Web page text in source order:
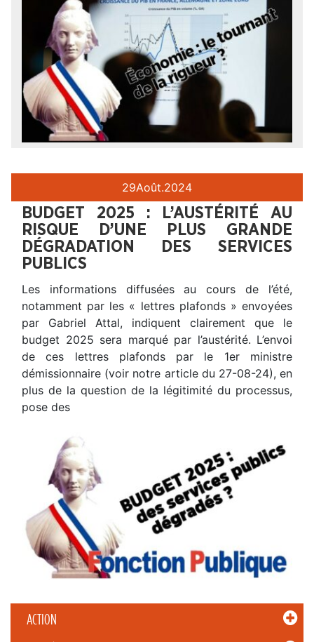
ACTION
29Août.2024
BUDGET 2025 : L’AUSTÉRITÉ AU
RISQUE D’UNE PLUS GRANDE
DÉGRADATION DES SERVICES
PUBLICS
Les informations diffusées au cours de l’été,
notamment par les « lettres plafonds » envoyées
par Gabriel Attal, indiquent clairement que le
budget 2025 sera marqué par l’austérité. L’envoi
de ces lettres plafonds par le 1er ministre
démissionnaire (voir notre article du 27-08-24), en
plus de la question de la légitimité du processus,
pose des